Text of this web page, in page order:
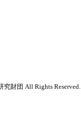
財団 All Rights Reserved.